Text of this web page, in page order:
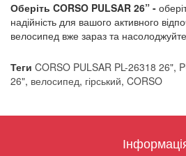
Оберіть CORSO PULSAR 26” -
надійність для вашого активного
велосипед вже зараз та
Теги CORSO PULSAR PL-26318 26",
26", велосипед, гірський, CORSO